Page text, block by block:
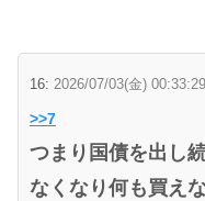
16: 2026/07/03(金)
>>7
つまり国債を出し
なくなり何も買え